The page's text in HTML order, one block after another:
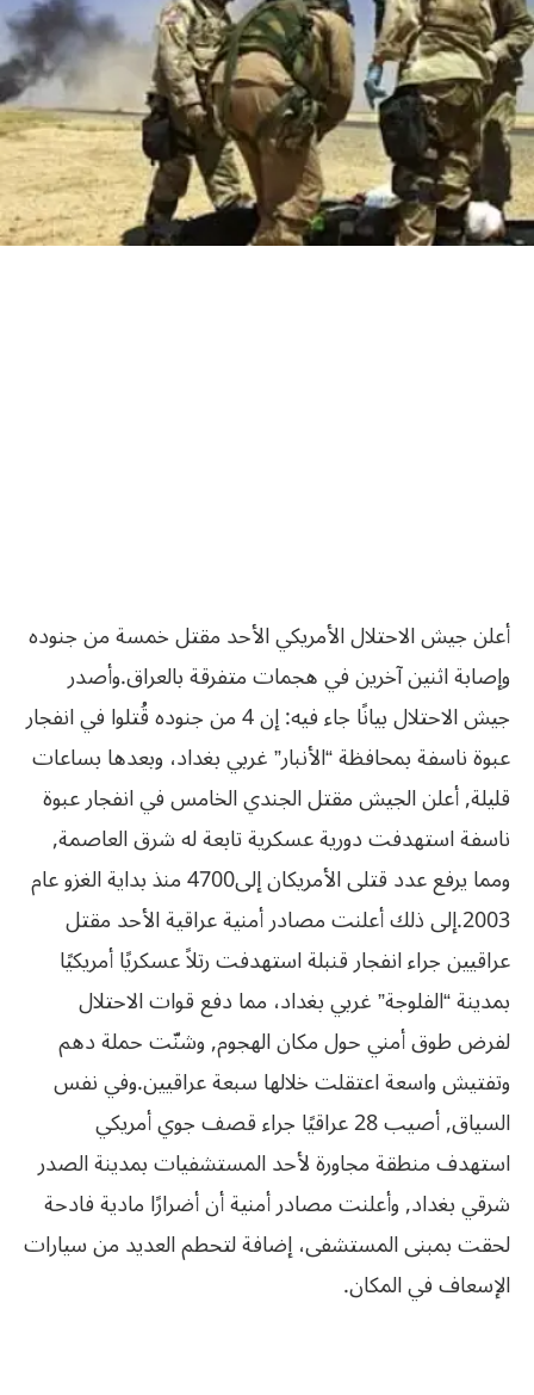
أعلن جيش الاحتلال الأمريكي الأحد مقتل خمسة من جنوده
وإصابة اثنين آخرين في هجمات متفرقة بالعراق.وأصدر
جيش الاحتلال بيانًا جاء فيه: إن 4 من جنوده قُتلوا في انفجار
عبوة ناسفة بمحافظة “الأنبار” غربي بغداد، وبعدها بساعات
قليلة, أعلن الجيش مقتل الجندي الخامس في انفجار عبوة
ناسفة استهدفت دورية عسكرية تابعة له شرق العاصمة,
ومما يرفع عدد قتلى الأمريكان إلى4700 منذ بداية الغزو عام
2003.إلى ذلك أعلنت مصادر أمنية عراقية الأحد مقتل
عراقيين جراء انفجار قنبلة استهدفت رتلاً عسكريًا أمريكيًا
بمدينة “الفلوجة” غربي بغداد، مما دفع قوات الاحتلال
لفرض طوق أمني حول مكان الهجوم, وشنّت حملة دهم
وتفتيش واسعة اعتقلت خلالها سبعة عراقيين.وفي نفس
السياق, أصيب 28 عراقيًا جراء قصف جوي أمريكي
استهدف منطقة مجاورة لأحد المستشفيات بمدينة الصدر
شرقي بغداد, وأعلنت مصادر أمنية أن أضرارًا مادية فادحة
لحقت بمبنى المستشفى، إضافة لتحطم العديد من سيارات
الإسعاف في المكان.